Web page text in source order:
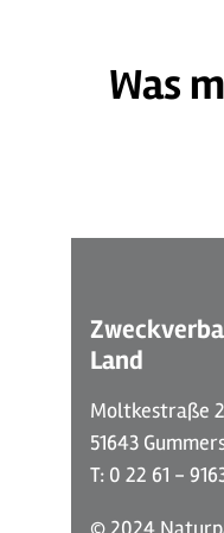
| Sabine
Was
Land
Moltkestraße
51643
T: 0 22 61 -